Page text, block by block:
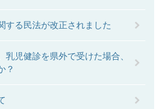
する民法が改正されました
乳児健診を県外で受けた場合、
？